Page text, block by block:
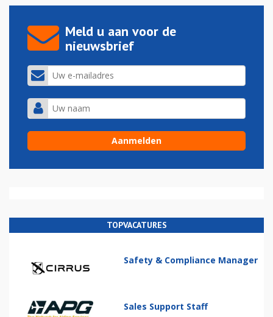
Meld u aan voor de
nieuwsbrief
TOPVACATURES
Safety & Compliance Manager
Sales Support Staff